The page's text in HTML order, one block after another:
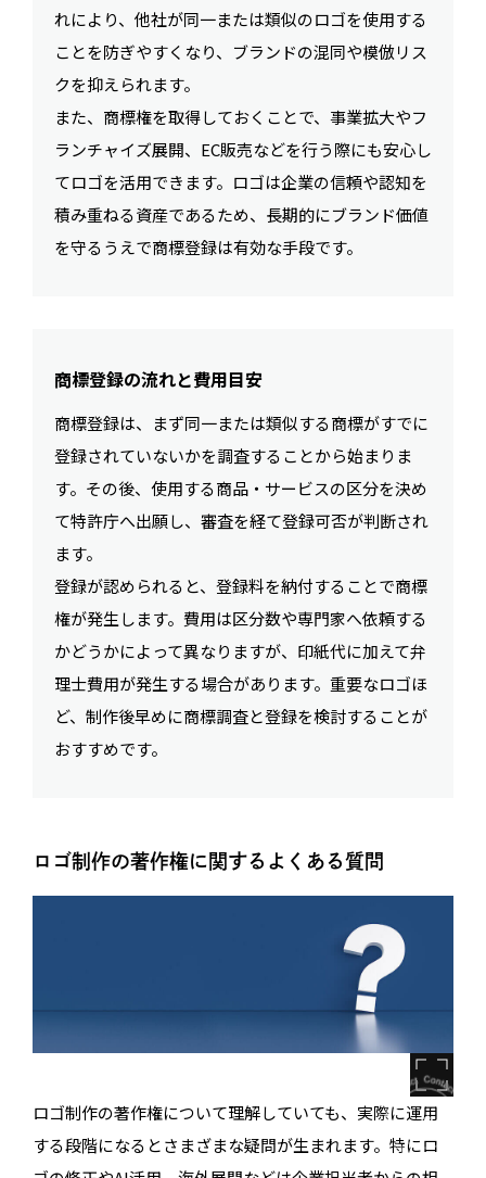
れにより、他社が同一または類似のロゴを使用する
ことを防ぎやすくなり、ブランドの混同や模倣リス
クを抑えられます。
また、商標権を取得しておくことで、事業拡大やフ
ランチャイズ展開、EC販売などを行う際にも安心し
てロゴを活用できます。ロゴは企業の信頼や認知を
積み重ねる資産であるため、長期的にブランド価値
を守るうえで商標登録は有効な手段です。
商標登録の流れと費用目安
商標登録は、まず同一または類似する商標がすでに
登録されていないかを調査することから始まりま
す。その後、使用する商品・サービスの区分を決め
て特許庁へ出願し、審査を経て登録可否が判断され
ます。
登録が認められると、登録料を納付することで商標
権が発生します。費用は区分数や専門家へ依頼する
かどうかによって異なりますが、印紙代に加えて弁
理士費用が発生する場合があります。重要なロゴほ
ど、制作後早めに商標調査と登録を検討することが
おすすめです。
ロゴ制作の著作権に関するよくある質問
ロゴ制作の著作権について理解していても、実際に運用
する段階になるとさまざまな疑問が生まれます。特にロ